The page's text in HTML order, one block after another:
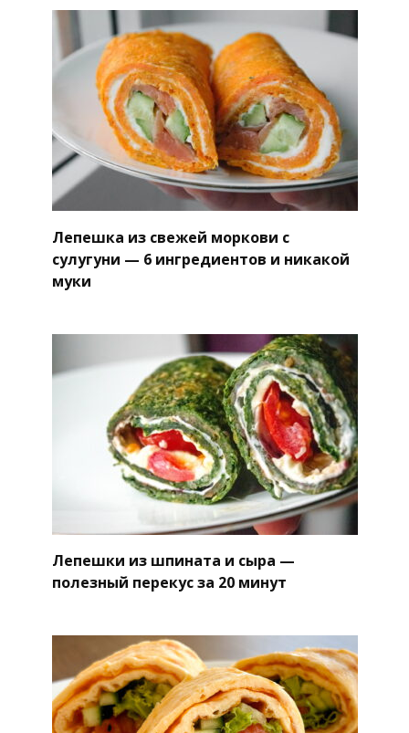
Лепешка из свежей моркови с
сулугуни — 6 ингредиентов и никакой
муки
Лепешки из шпината и сыра —
полезный перекус за 20 минут